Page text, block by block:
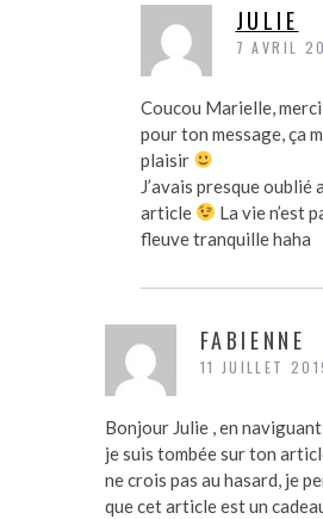
JULIE
7 AVRIL
Coucou Marielle,
pour ton message, ça
plaisir
J’avais presque
article
La vie n’est
fleuve tranquille haha
FABIENNE
11 JUILLET
Bonjour Julie , en
je suis tombée sur ton
ne crois pas au hasard, je
que cet article est un